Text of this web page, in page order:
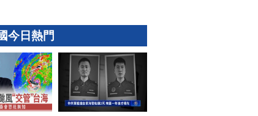
今日熱門